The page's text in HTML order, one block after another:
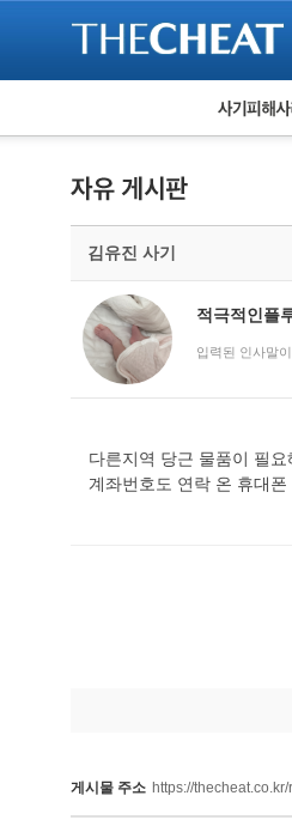
피해사례 현
유해사이
비공개 피
워킹홀리
김유진 사기
적극적인플
입력된 인사말
다른지역 당근 물품이 필
계좌번호도 연락 온 휴대
게시물 주소 https://